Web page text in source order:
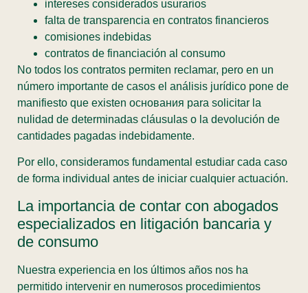
intereses considerados usurarios
falta de transparencia en contratos financieros
comisiones indebidas
contratos de financiación al consumo
No todos los contratos permiten reclamar, pero en un
número importante de casos el análisis jurídico pone de
manifiesto que existen основания para solicitar la
nulidad de determinadas cláusulas o la devolución de
cantidades pagadas indebidamente.
Por ello, consideramos fundamental estudiar cada caso
de forma individual antes de iniciar cualquier actuación.
La importancia de contar con abogados
especializados en litigación bancaria y
de consumo
Nuestra experiencia en los últimos años nos ha
permitido intervenir en numerosos procedimientos